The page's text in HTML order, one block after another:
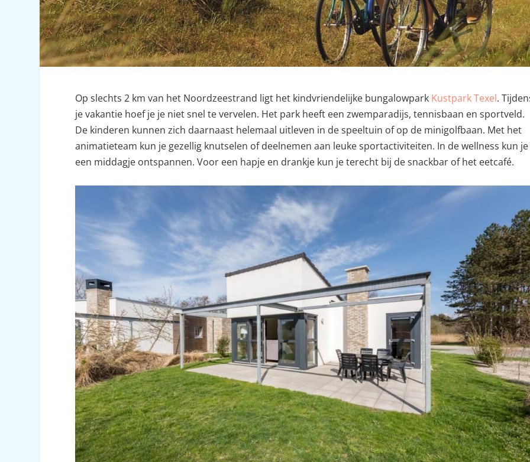
Op slechts 2 km van het Noordzeestrand ligt het kindvriendelijke bungalowpark Kustpark Texel.
je vakantie hoef je je niet snel te vervelen. Het park heeft een zwemparadijs, tennisbaan en sportveld.
De kinderen kunnen zich daarnaast helemaal uitleven in de speeltuin of op de minigolfbaan. Met het
animatieteam kun je gezellig knutselen of deelnemen aan leuke sportactiviteiten. In de wellness kun je
een middagje ontspannen. Voor een hapje en drankje kun je terecht bij de snackbar of het eetcafé.